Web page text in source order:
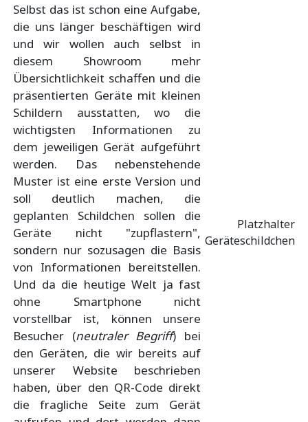
Selbst das ist schon eine Aufgabe,
die uns länger beschäftigen wird
und wir wollen auch selbst in
diesem Showroom mehr
Übersichtlichkeit schaffen und die
präsentierten Geräte mit kleinen
Schildern ausstatten, wo die
wichtigsten Informationen zu
dem jeweiligen Gerät aufgeführt
werden. Das nebenstehende
Muster ist eine erste Version und
soll deutlich machen, die
geplanten Schildchen sollen die
Geräte nicht "zupflastern",
sondern nur sozusagen die Basis
von Informationen bereitstellen.
Und da die heutige Welt ja fast
ohne Smartphone nicht
vorstellbar ist, können unsere
Besucher (neutraler Begriff) bei
den Geräten, die wir bereits auf
unserer Website beschrieben
haben, über den QR-Code direkt
die fragliche Seite zum Gerät
Platzhalter
Geräteschildchen